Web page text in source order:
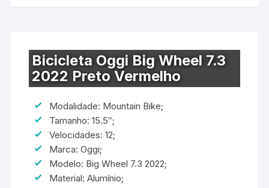
Bicicleta Oggi Big Wheel 7.3
2022 Preto Vermelho
Modalidade: Mountain Bike;
Tamanho: 15.5″;
Velocidades: 12;
Marca: Oggi;
Modelo: Big Wheel 7.3 2022;
Material: Alumínio;